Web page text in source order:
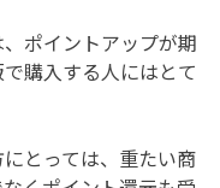
ポイントアップが期
購入する人にはとて
とっては、重たい商